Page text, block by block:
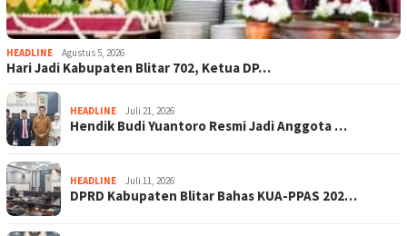
HEADLINE Agustus 5, 2026
Hari Jadi Kabupaten Blitar 702, Ketua DP…
HEADLINE Juli 21, 2026
Hendik Budi Yuantoro Resmi Jadi Anggota …
HEADLINE Juli 11, 2026
DPRD Kabupaten Blitar Bahas KUA-PPAS 202…